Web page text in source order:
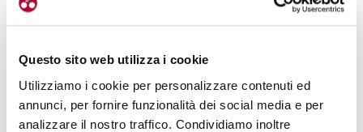
Questo sito web utilizza i cookie
Utilizziamo i cookie per personalizzare contenuti ed
annunci, per fornire funzionalità dei social media e per
analizzare il nostro traffico. Condividiamo inoltre